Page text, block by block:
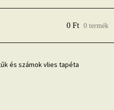
0 Ft 0 termék
és számok vlies tapéta